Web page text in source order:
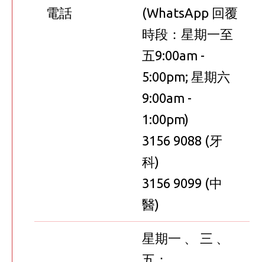
電話
(WhatsApp 回覆
時段：星期一至
五9:00am -
5:00pm; 星期六
9:00am -
1:00pm)
3156 9088 (牙
科)
3156 9099 (中
醫)
星期一 、 三 、